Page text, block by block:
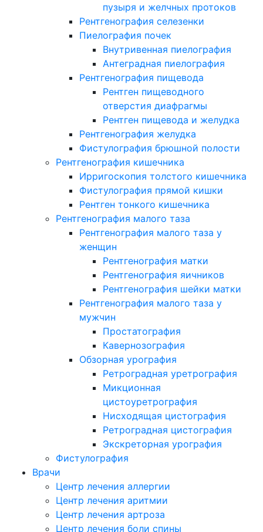
пузыря и желчных протоков
Рентгенография селезенки
Пиелография почек
Внутривенная пиелография
Антеградная пиелография
Рентгенография пищевода
Рентген пищеводного
отверстия диафрагмы
Рентген пищевода и желудка
Рентгенография желудка
Фистулография брюшной полости
Рентгенография кишечника
Ирригоскопия толстого кишечника
Фистулография прямой кишки
Рентген тонкого кишечника
Рентгенография малого таза
Рентгенография малого таза у
женщин
Рентгенография матки
Рентгенография яичников
Рентгенография шейки матки
Рентгенография малого таза у
мужчин
Простатография
Кавернозография
Обзорная урография
Ретроградная уретрография
Микционная
цистоуретрография
Нисходящая цистография
Ретроградная цистография
Экскреторная урография
Фистулография
Врачи
Центр лечения аллергии
Центр лечения аритмии
Центр лечения артроза
Центр лечения боли спины